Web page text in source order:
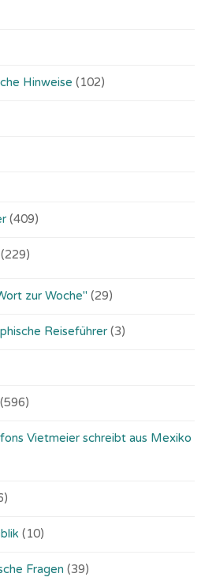
Hinweise (102)
(409)
(229)
zur Woche" (29)
Reiseführer (3)
(596)
Vietmeier schreibt aus Mexiko
(10)
Fragen (39)